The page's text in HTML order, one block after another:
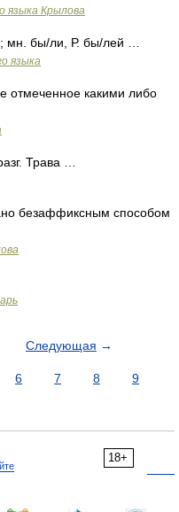
языка Крылова
бы/ли, Р. бы/лей …
языка
отмеченное какими либо
Трава …
безаффиксным способом
Следующая →
6 7 8
9
18+